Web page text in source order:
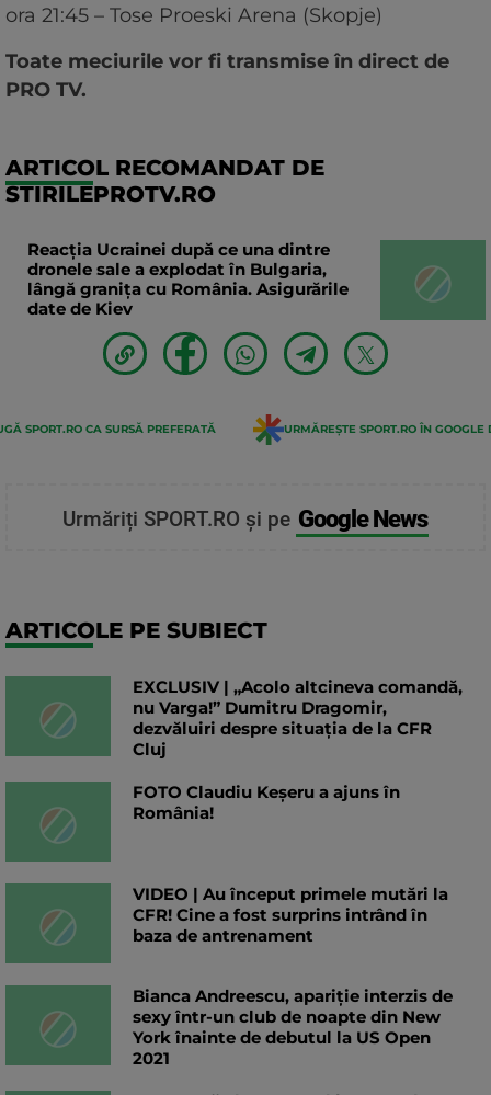
ora 21:45 – Tose Proeski Arena (Skopje)
Toate meciurile vor fi transmise în direct de
PRO TV.
ARTICOL RECOMANDAT DE
STIRILEPROTV.RO
Reacția Ucrainei după ce una dintre
dronele sale a explodat în Bulgaria,
lângă granița cu România. Asigurările
date de Kiev
SPORT.RO CA SURSĂ PREFERATĂ URMĂREȘTE SPORT.RO ÎN GOOGLE
Urmăriți SPORT.RO și pe Google News
ARTICOLE PE SUBIECT
EXCLUSIV | „Acolo altcineva comandă,
nu Varga!” Dumitru Dragomir,
dezvăluiri despre situația de la CFR
Cluj
FOTO Claudiu Keșeru a ajuns în
România!
VIDEO | Au început primele mutări la
CFR! Cine a fost surprins intrând în
baza de antrenament
Bianca Andreescu, apariție interzis de
sexy într-un club de noapte din New
York înainte de debutul la US Open
2021